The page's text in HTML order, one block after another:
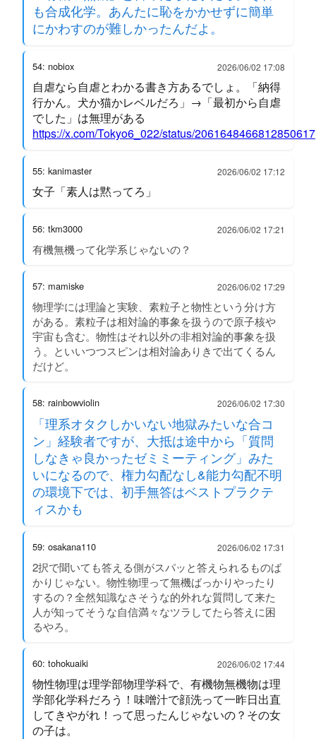
も合成化学。あんたに恥をかかせずに簡単
にかわすのが難しかったんだよ。
54: nobiox 2026/06/02 17:08
自虐なら自虐とわかる書き方あるでしょ。「納得
行かん。犬か猫かレベルだろ」→「最初から自虐
でした」は無理がある
https://x.com/Tokyo6_022/status/2061648466812850617
55: kanimaster 2026/06/02 17:12
女子「素人は黙ってろ」
56: tkm3000 2026/06/02 17:21
有機無機って化学系じゃないの？
57: mamiske 2026/06/02 17:29
物理学には理論と実験、素粒子と物性という分け方
がある。素粒子は相対論的事象を扱うので原子核や
宇宙も含む。物性はそれ以外の非相対論的事象を扱
う。といいつつスピンは相対論ありきで出てくるん
だけど。
58: rainbowviolin 2026/06/02 17:30
「理系オタクしかいない地獄みたいな合コ
ン」経験者ですが、大抵は途中から「質問
しなきゃ良かったゼミミーティング」みた
いになるので、権力勾配なし&能力勾配不明
の環境下では、初手無答はベストプラクテ
ィスかも
59: osakana110 2026/06/02 17:31
2択で聞いても答える側がスパッと答えられるものば
かりじゃない。物性物理って無機ばっかりやったり
するの？全然知識なさそうな的外れな質問して来た
人が知ってそうな自信満々なツラしてたら答えに困
るやろ。
60: tohokuaiki 2026/06/02 17:44
物性物理は理学部物理学科で、有機物無機物は理
学部化学科だろう！味噌汁で顔洗って一昨日出直
してきやがれ！って思ったんじゃないの？その女
の子は。